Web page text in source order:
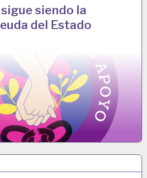
siendo la
del Estado